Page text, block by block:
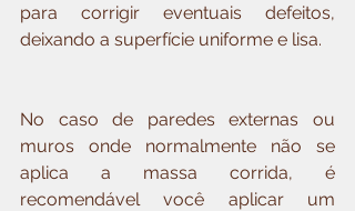
para corrigir eventuais defeitos,
deixando a superfície uniforme e lisa.
No caso de paredes externas ou
muros onde normalmente não se
aplica a massa corrida, é
recomendável você aplicar um